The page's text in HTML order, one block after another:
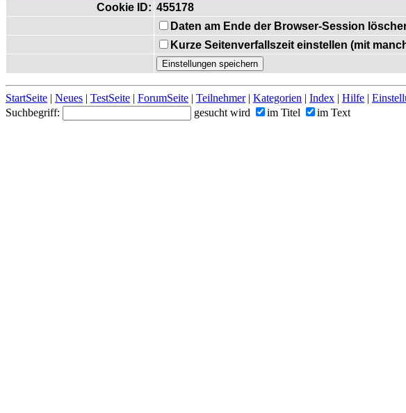
Cookie ID: 455178
Daten am Ende der Browser-Session
Kurze Seitenverfallszeit einstellen (mit
StartSeite | Neues | TestSeite | ForumSeite | Teilnehmer| Kategorien | Index | Hilfe |
Suchbegriff:
gesucht wird im Titel im Text